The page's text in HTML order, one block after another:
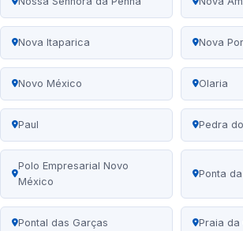
Nova Itaparica Nova
Novo México Olaria
Paul Pedra
Polo Empresarial Novo
México
Ponta
Pontal das Garças Praia da